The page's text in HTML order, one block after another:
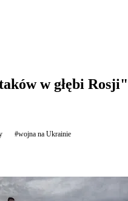
w głębi
#wojna na Ukrainie